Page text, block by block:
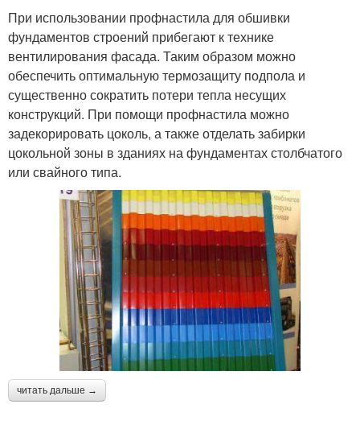
При использовании профнастила для обшивки
фундаментов строений прибегают к технике
вентилирования фасада. Таким образом можно
обеспечить оптимальную термозащиту подпола и
существенно сократить потери тепла несущих
конструкций. При помощи профнастила можно
задекорировать цоколь, а также отделать забирки
цокольной зоны в зданиях на фундаментах столбчатого
или свайного типа.
читать дальше →